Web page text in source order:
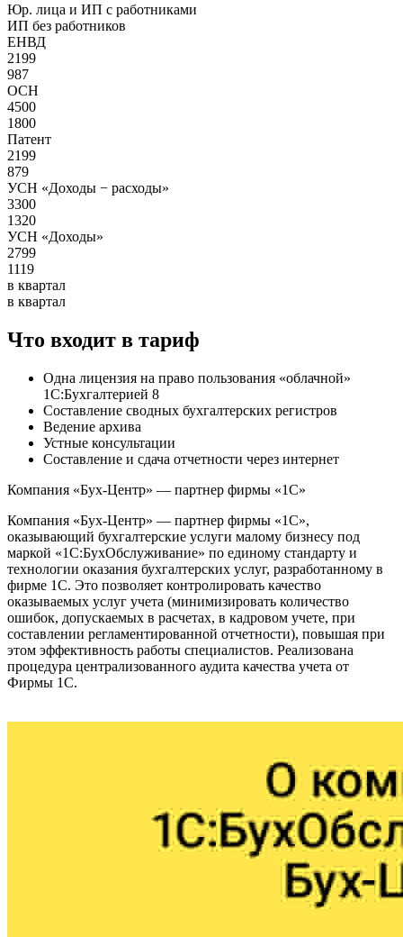
Юр. лица и ИП с работниками
ИП без работников
ЕНВД
2199
987
ОСН
4500
1800
Патент
2199
879
УСН «Доходы − расходы»
3300
1320
УСН «Доходы»
2799
1119
в квартал
в квартал
Что входит в тариф
Одна лицензия на право пользования «облачной»
1С:Бухгалтерией 8
Составление сводных бухгалтерских регистров
Ведение архива
Устные консультации
Составление и сдача отчетности через интернет
Компания «Бух-Центр» — партнер фирмы «1С»
Компания «Бух-Центр» — партнер фирмы «1С»,
оказывающий бухгалтерские услуги малому бизнесу под
маркой «1С:БухОбслуживание» по единому стандарту и
технологии оказания бухгалтерских услуг, разработанному в
фирме 1С. Это позволяет контролировать качество
оказываемых услуг учета (минимизировать количество
ошибок, допускаемых в расчетах, в кадровом учете, при
составлении регламентированной отчетности), повышая при
этом эффективность работы специалистов. Реализована
процедура централизованного аудита качества учета от
Фирмы 1С.